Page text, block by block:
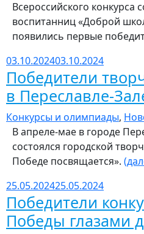
Всероссийского конкурса
воспитанниц «Доброй
появились первые
03.10.202403.10.2024
Победители
в Переславле-
Конкурсы и олимпиады,
В апреле-мае в городе
состоялся городской
Победе посвящается».
25.05.202425.05.2024
Победители
Победы глазами